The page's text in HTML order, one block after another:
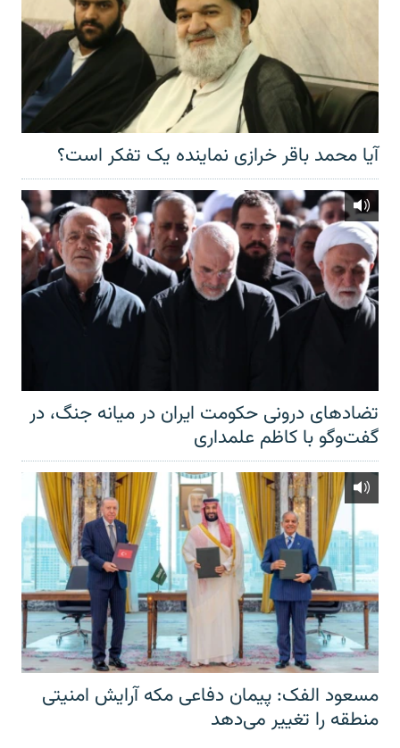
آیا محمد باقر خرازی نماینده یک تفکر است؟
تضادهای درونی حکومت ایران در میانه جنگ، در
گفت‌‌وگو با کاظم علمداری
مسعود الفک: پیمان دفاعی مکه آرایش امنیتی
منطقه را تغییر می‌دهد